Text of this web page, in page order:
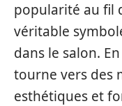
popularité au fil
véritable
dans le salon.
tourne vers des
esthétiques et